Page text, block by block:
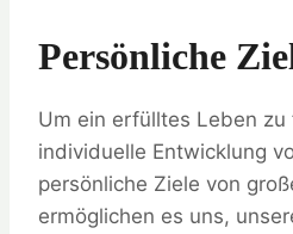
Persönliche
Um ein erfülltes Leben
individuelle Entwicklung
persönliche Ziele von
ermöglichen es uns,